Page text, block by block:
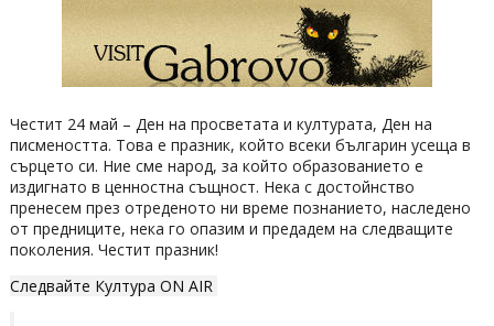
Честит 24 май – Ден на просветата и културата, Ден на
писмеността. Това е празник, който всеки българин усеща в
сърцето си. Ние сме народ, за който образованието е
издигнато в ценностна същност. Нека с достойнство
пренесем през отреденото ни време познанието, наследено
от предниците, нека го опазим и предадем на следващите
поколения. Честит празник!
Следвайте Култура ON AIR